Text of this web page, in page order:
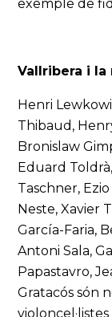
exemple de
Vallribera i la
Henri
Thibaud,
Bronislaw
Eduard
Taschner,
Neste, Xavier
García-Faria,
Antoni Sala,
Papastavro,
Gratacós són